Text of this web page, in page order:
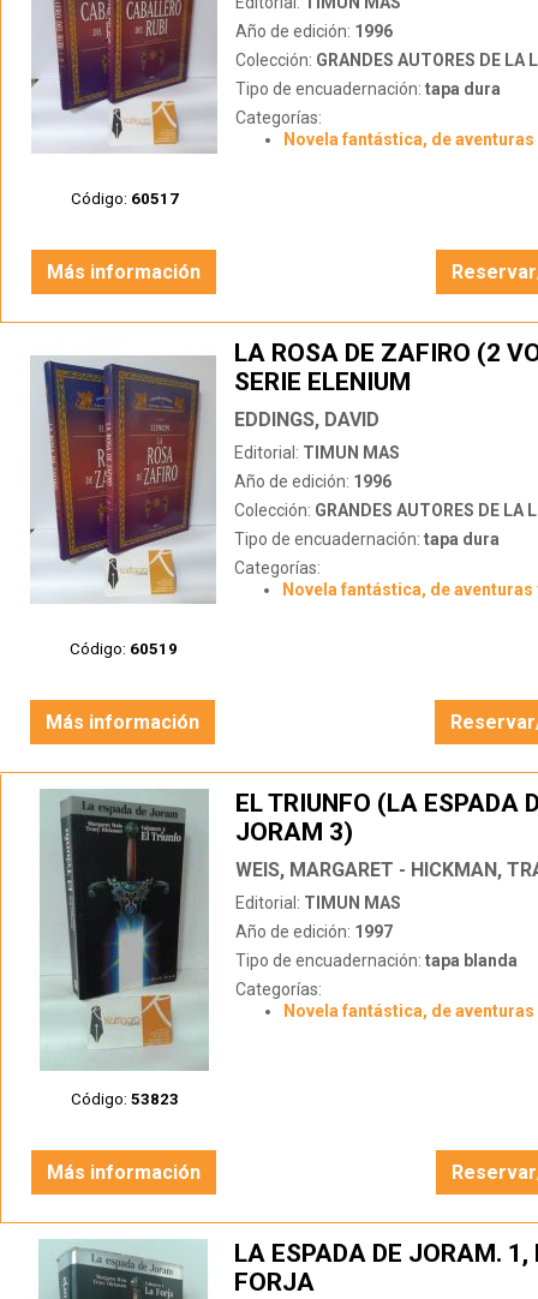
Código: 60517
Año de edición: 1996
Colección: GRANDES AUTORES DE LA
Tipo de encuadernación: tapa dura
Categorías:
Novela fantástica, de aventuras
Más información
Código: 60519
LA ROSA DE ZAFIRO (2
SERIE ELENIUM
EDDINGS, DAVID
Editorial: TIMUN MAS
Año de edición: 1996
Colección: GRANDES AUTORES DE LA
Tipo de encuadernación: tapa dura
Categorías:
Novela fantástica, de aventuras
Más información
Código: 53823
EL TRIUNFO (LA ESPADA
JORAM 3)
WEIS, MARGARET - HICKMAN,
Editorial: TIMUN MAS
Año de edición: 1997
Tipo de encuadernación: tapa blanda
Categorías:
Novela fantástica, de aventuras
Más información
LA ESPADA DE JORAM. 1,
FORJA